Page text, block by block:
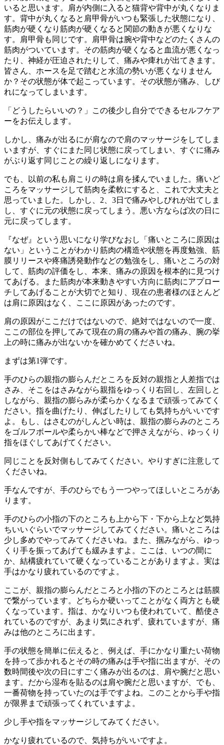
いると思います。肩が内側に入ると猫背や背中が丸くなりま
す。背中が丸くなると肩甲骨がいつも緊張した状態になり、
筋肉が硬くなり筋肉が硬くなると関節の動きが悪くなりな
す。肩甲骨も同じです。肩甲骨は腕や背中などのたくさんの
筋肉がついています。その筋肉が硬くなると血流が悪くなっ
たり、神経が圧迫されたりして、痛みや痺れが出てきます。
皆さん、ホースを足で踏むと水流の勢いが悪くなりません
か？その状態が体で起こっています。その状態が痛み、しび
れになってしまいます。
「どうしたらいいの？」この後少し自分でできるセルフケア
ーをお伝えします。
しかし、痛みが出るにが肩なので肩のマッサージをしてしま
いますが、すぐにまた同じ状態に戻ってしまい、すぐに痛み
がぶり返す同じことの繰り返しになります。
でも、以前の私も肩こりの時は肩を揉んでいました。痛いど
ころをマッサージして筋肉を柔軟にすると、これで大丈夫と
思っていました。しかし、2、3日で痛みやしびれが出てしま
し、すぐに元の状態に戻ってしまう。悪い方ならば次の日に
元に戻ってします。
『なぜ』という思いになり学びなおし「痛いところに原因は
ない」ということがわかり筋肉の構造や状態を再度勉強、筋
膜リリースや疼痛誘発動作などの勉強をし、痛いところの対
して、筋肉の評価をし、本来、痛みの原因を根本的に見つけ
てあげる。また筋肉が本来動きやすい方向に筋肉にアプロー
チしてあげることが大切でと知り、現在の患者様のほとんど
は肩に原因はなく、ここに原因があったのです。
肩の原因がここだけではないので、絶対ではないので一度、
ここの部位を押してみて現在の肩の痛みや首の痛み、腕の挙
上の時に痛みが出ないかを確かめてくださいね。
まずは第1弾です。
手のひらの親指の膨らんだところを反対の親指と人差指では
さみ、そこをはさみながら親指をゆっくり右回し、左回しと
しながら、親指の膨らみが柔らかくなるまで頑張ってみてく
ださい。指を曲げたり、伸ばしたりしても気持ちがいいです
よ。もし、はさむのがしんどい時は、親指の膨らみのところ
をゴルフボールや柔らかい棒などで押さえながら、ゆっくり
指をほぐしてあげてください。
同じことを反対側もしてみてください。やりすぎに注意して
くださいね。
手なんですが、手のひらでもう一つやってほしいところがあ
ります。
手のひらの小指の下のところも上から下・下から上など気持
ちいいぐらいでマッサージしてみてください。痛いところは
少し多めでやってみてくださいね。また、掴みながら、ゆっ
くり手を振ってあげても緩みますよ。ここは、いつの間に
か、結構疲れていて硬くなっていることがありますよ。実は
手はかなり疲れているのですよ。
ここが、親指の膨らんだところと小指の下のところとは筋膜
で繋がっています。どちらか硬いってことがなく両方とも硬
くなっています。指は、かなりいつも使われていて、酷使さ
れているのですが、あまり気にされず、疲れていますが、痛
みは他のところに出ます。
手の状態を簡単に伝えると、例えば、手にかなり重たい荷物
を持って歩かれるとその時の痛みは手や指に出ますが、その
数時間後や次の日にすごく痛みが出るのは、肩や腕だと思い
ます。だから湿布を貼るのは肩や腕だと思いますが、でも、
一番荷物を持っていたのは手ですよね。このことから手や指
が限界まで頑張ってくれていますよ。
少し手や指をマッサージしてみてください。
かなり疲れているので、気持ちがいいですよ。